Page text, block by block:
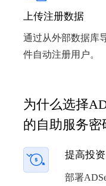
上传注册数据
通过从外部数据库
件自动注册用户。
为什么选择
的自助服务密
提高投
部署